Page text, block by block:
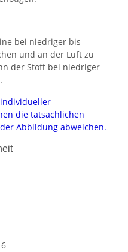
bei niedriger bis
und an der Luft zu
der Stoff bei niedriger
die tatsächlichen
Abbildung abweichen.